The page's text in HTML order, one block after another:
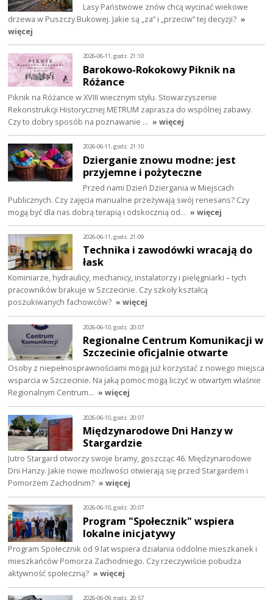
Lasy Państwowe znów chcą wycinać wiekowe
drzewa w Puszczy Bukowej. Jakie są „za” i „przeciw” tej decyzji? »
więcej
2026-06-11, godz. 21:10
Barokowo-Rokokowy Piknik na
Różance
Piknik na Różance w XVIII wiecznym stylu. Stowarzyszenie
Rekonstrukcji Historycznej METRUM zaprasza do wspólnej zabawy.
Czy to dobry sposób na poznawanie … » więcej
2026-06-11, godz. 21:10
Dzierganie znowu modne: jest
przyjemne i pożyteczne
Przed nami Dzień Dziergania w Miejscach
Publicznych. Czy zajęcia manualne przeżywają swój renesans? Czy
mogą być dla nas dobrą terapią i odskocznią od… » więcej
2026-06-11, godz. 21:09
Technika i zawodówki wracają do
łask
Kominiarze, hydraulicy, mechanicy, instalatorzy i pielęgniarki – tych
pracowników brakuje w Szczecinie. Czy szkoły kształcą
poszukiwanych fachowców? » więcej
2026-06-10, godz. 20:07
Regionalne Centrum Komunikacji w
Szczecinie oficjalnie otwarte
Osoby z niepełnosprawnościami mogą już korzystać z nowego miejsca
wsparcia w Szczecinie. Na jaką pomoc mogą liczyć w otwartym właśnie
Regionalnym Centrum… » więcej
2026-06-10, godz. 20:07
Międzynarodowe Dni Hanzy w
Stargardzie
Jutro Stargard otworzy swoje bramy, goszcząc 46. Międzynarodowe
Dni Hanzy. Jakie nowe możliwości otwierają się przed Stargardem i
Pomorzem Zachodnim? » więcej
2026-06-10, godz. 20:07
Program "Społecznik" wspiera
lokalne inicjatywy
Program Społecznik od 9 lat wspiera działania oddolne mieszkanek i
mieszkańców Pomorza Zachodniego. Czy rzeczywiście pobudza
aktywność społeczną? » więcej
2026-06-09, godz. 20:57